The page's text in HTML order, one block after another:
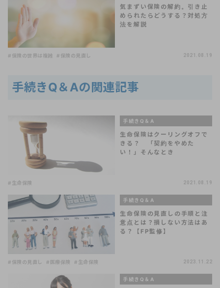
気まずい保険の解約。引き止
められたらどうする？対処方
法を解説
#保険の世界は複雑 #保険の見直し 2021.08.19
手続きQ＆Aの関連記事
手続きQ＆A
生命保険はクーリングオフで
きる？ 「契約をやめた
い！」そんなとき
#生命保険 2021.08.19
手続きQ＆A
生命保険の見直しの手順と注
意点とは？損しない方法はあ
る？【FP監修】
#保険の見直し #医療保険 #生命保険 2023.11.22
手続きQ＆A